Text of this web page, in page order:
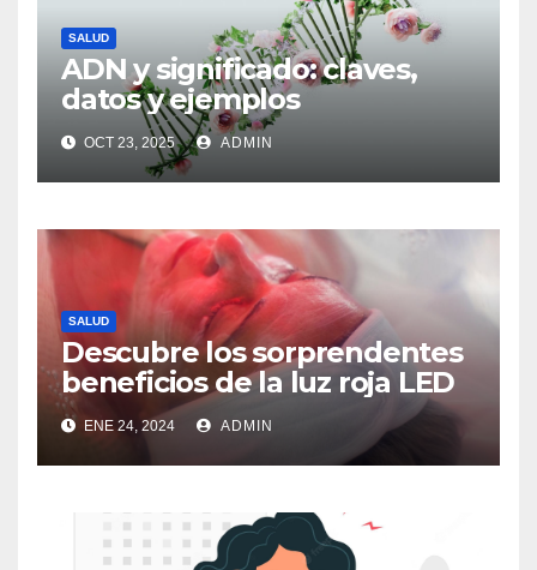
SALUD
ADN y significado: claves,
datos y ejemplos
OCT 23, 2025 ADMIN
SALUD
Descubre los sorprendentes
beneficios de la luz roja LED
ENE 24, 2024 ADMIN